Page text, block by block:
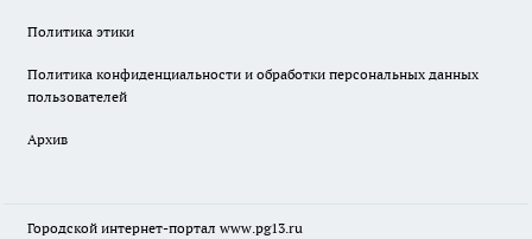
Политика этики
Политика конфиденциальности и обработки персональных данных
пользователей
Архив
Городской интернет-портал www.pg13.ru